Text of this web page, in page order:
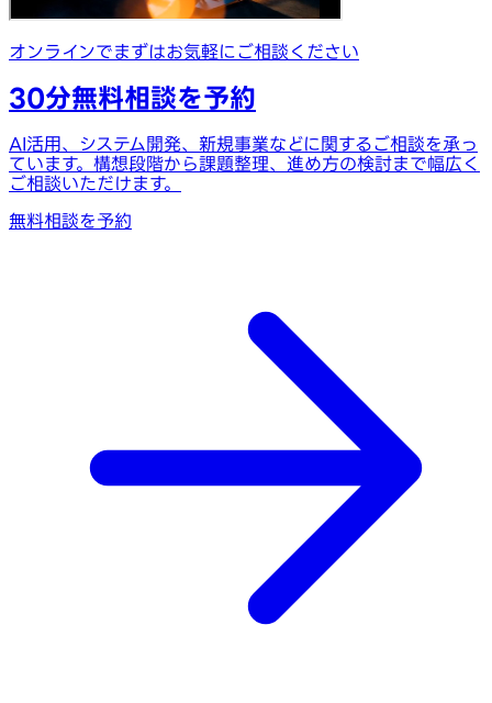
オンラインでまずはお気軽にご相談ください
30分無料相談を予約
AI活用、システム開発、新規事業などに関するご相談を承っ
ています。構想段階から課題整理、進め方の検討まで幅広く
ご相談いただけます。
無料相談を予約